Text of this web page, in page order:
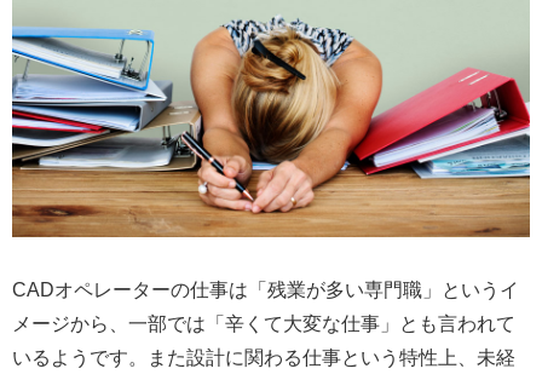
CADオペレーターの仕事は「残業が多い専門職」というイ
メージから、一部では「辛くて大変な仕事」とも言われて
いるようです。また設計に関わる仕事という特性上、未経